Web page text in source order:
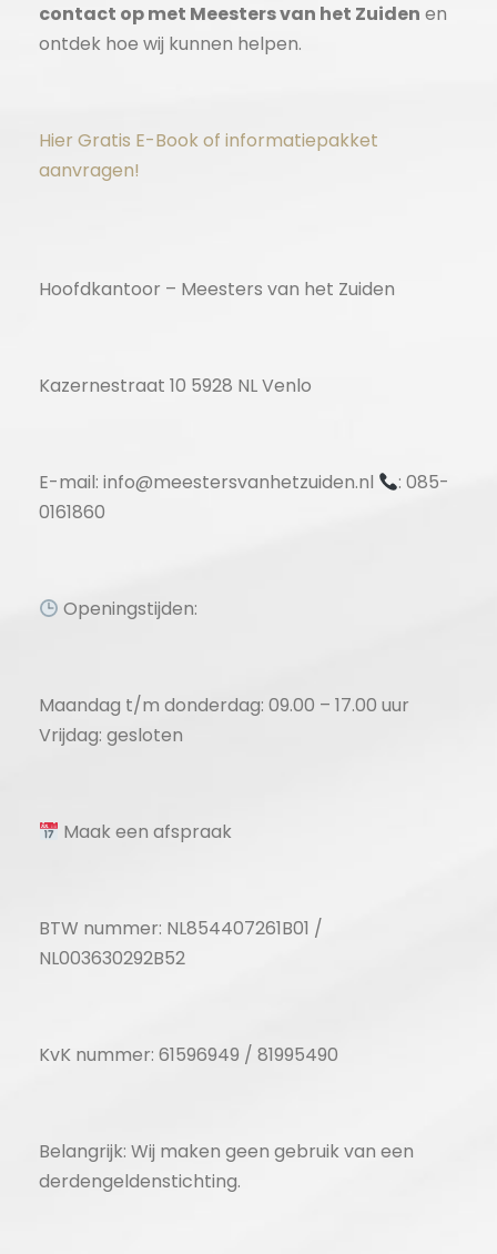
contact op met Meesters van het Zuiden en
ontdek hoe wij kunnen helpen.
Hier Gratis E-Book of informatiepakket
aanvragen!
Hoofdkantoor – Meesters van het Zuiden
Kazernestraat 10 5928 NL Venlo
E-mail: info@meestersvanhetzuiden.nl
: 085-
0161860
Openingstijden:
Maandag t/m donderdag: 09.00 – 17.00 uur
Vrijdag: gesloten
Maak een afspraak
BTW nummer: NL854407261B01 /
NL003630292B52
KvK nummer: 61596949 / 81995490
Belangrijk: Wij maken geen gebruik van een
derdengeldenstichting.